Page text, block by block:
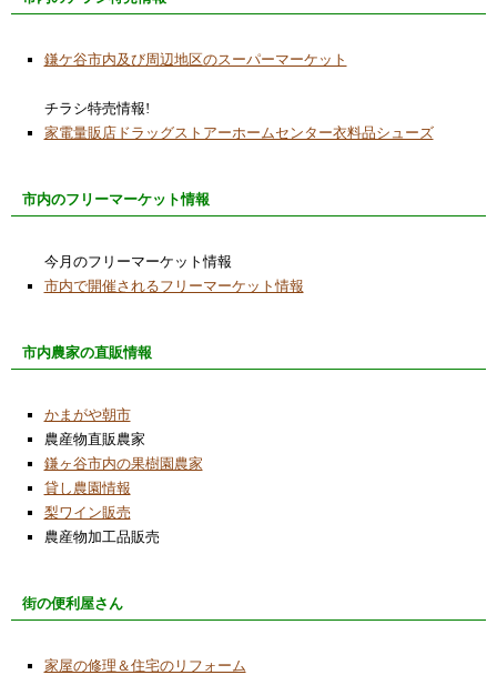
鎌ケ谷市内及び周辺地区のスーパーマーケット
チラシ特売情報!
家電量販店ドラッグストアーホームセンター衣料品シューズ
市内のフリーマーケット情報
今月のフリーマーケット情報
市内で開催されるフリーマーケット情報
市内農家の直販情報
かまがや朝市
農産物直販農家
鎌ヶ谷市内の果樹園農家
貸し農園情報
梨ワイン販売
農産物加工品販売
街の便利屋さん
家屋の修理＆住宅のリフォーム